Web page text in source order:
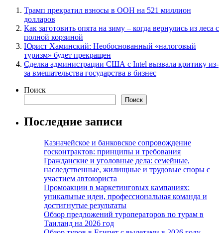
Трамп прекратил взносы в ООН на 521 миллион
долларов
Как заготовить опята на зиму – когда вернулись из леса с
полной корзиной
Юрист Хаминский: Необоснованный «налоговый
туризм» будет прекращен
Сделка администрации США с Intel вызвала критику из-
за вмешательства государства в бизнес
Поиск
Поиск
Последние записи
Казначейское и банковское сопровождение
госконтрактов: принципы и требования
Гражданские и уголовные дела: семейные,
наследственные, жилищные и трудовые споры с
участием автоюриста
Промоакции в маркетинговых кампаниях:
уникальные идеи, профессиональная команда и
достигнутые результаты
Обзор предложений туроператоров по турам в
Таиланд на 2026 год